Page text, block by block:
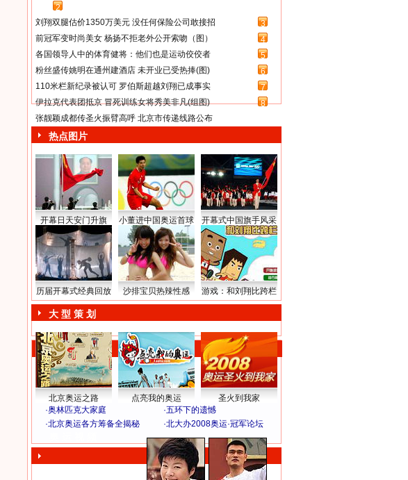
2
刘翔双腿估价1350万美元 没任何保险公司敢接招
3
前冠军变时尚美女 杨扬不拒老外公开索吻（图）
4
各国领导人中的体育健将：他们也是运动佼佼者
5
粉丝盛传姚明在通州建酒店 未开业已受热捧(图)
6
110米栏新纪录被认可 罗伯斯超越刘翔已成事实
7
伊拉克代表团抵京 冒死训练女将秀美非凡(组图)
8
张靓颖成都传圣火振臂高呼 北京市传递线路公布
热点图片
开幕日天安门升旗 小董进中国奥运首球 开幕式中国旗手风采
历届开幕式经典回放 沙排宝贝热辣性感 游戏：和刘翔比跨栏
大 型 策 划
北京奥运之路 点亮我的奥运
圣火到我家
·奥林匹克大家庭 ·五环下的遗憾
·北京奥运各方筹备全揭秘 ·北大办2008奥运·冠军论坛